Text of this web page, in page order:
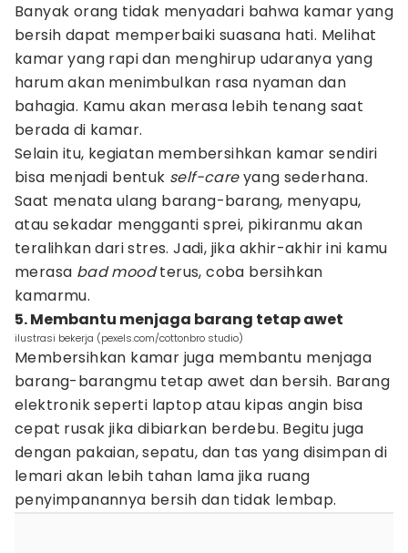
Banyak orang tidak menyadari bahwa kamar yang
bersih dapat memperbaiki suasana hati. Melihat
kamar yang rapi dan menghirup udaranya yang
harum akan menimbulkan rasa nyaman dan
bahagia. Kamu akan merasa lebih tenang saat
berada di kamar.
Selain itu, kegiatan membersihkan kamar sendiri
bisa menjadi bentuk self-careyang sederhana.
Saat menata ulang barang-barang, menyapu,
atau sekadar mengganti sprei, pikiranmu akan
teralihkan dari stres. Jadi, jika akhir-akhir ini kamu
merasa bad moodterus, coba bersihkan
kamarmu.
5. Membantu menjaga barang tetap awet
ilustrasi bekerja (pexels.com/cottonbro studio)
Membersihkan kamar juga membantu menjaga
barang-barangmu tetap awet dan bersih. Barang
elektronik seperti laptop atau kipas angin bisa
cepat rusak jika dibiarkan berdebu. Begitu juga
dengan pakaian, sepatu, dan tas yang disimpan di
lemari akan lebih tahan lama jika ruang
penyimpanannya bersih dan tidak lembap.